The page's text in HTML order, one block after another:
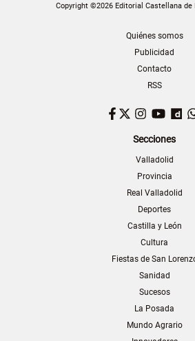
Copyright ©2026 Editorial Castellana de
Quiénes somos
Publicidad
Contacto
RSS
Facebook
Twitter
Secciones
Valladolid
Provincia
Real Valladolid
Deportes
Castilla y León
Cultura
Fiestas de San
Sanidad
Sucesos
La Posada
Mundo Agrario